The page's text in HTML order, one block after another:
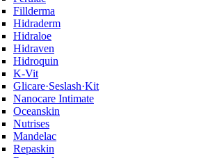
Fillderma
Hidraderm
Hidraloe
Hidraven
Hidroquin
K-Vit
Glicare·Seslash·Kit
Nanocare Intimate
Oceanskin
Nutrises
Mandelac
Repaskin